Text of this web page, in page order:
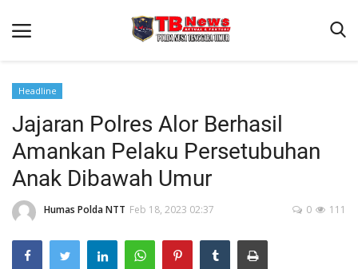
Beranda
Binkam
Terms & Conditions
Reskrim
Lantas
Headline
Jajaran Polres Alor Berhasil
Amankan Pelaku Persetubuhan
Anak Dibawah Umur
Humas Polda NTT Feb 18, 2023 02:37 111
0